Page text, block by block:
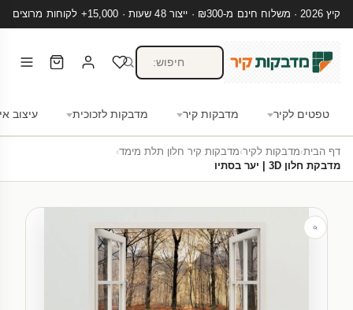
קיץ 2026 · משלוח חינם מ-₪300 · ייצור 48 שעות · 15,000+ לקוחות מרוצים
טפטים לקיר מדבקות קיר מדבקות לזכוכית עיצוב
דף הבית›מדבקות לקיר›מדבקות קיר חלון תלת מימד›
מדבקת חלון 3D | יער בסתיו